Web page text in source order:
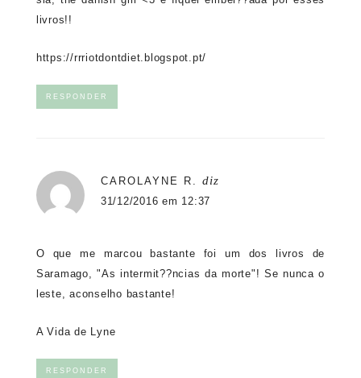
livros!!
https://rrriotdontdiet.blogspot.pt/
RESPONDER
CAROLAYNE R. diz
31/12/2016 em 12:37
O que me marcou bastante foi um dos livros de
Saramago, "As intermit??ncias da morte"! Se nunca o
leste, aconselho bastante!
A Vida de Lyne
RESPONDER